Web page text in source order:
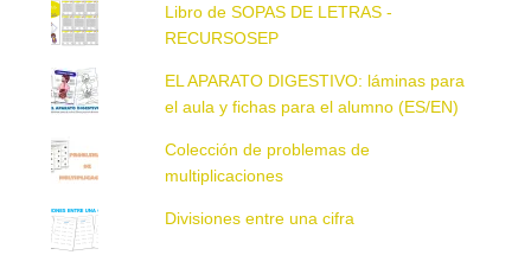
Libro de SOPAS DE LETRAS -
RECURSOSEP
EL APARATO DIGESTIVO: láminas para
el aula y fichas para el alumno (ES/EN)
Colección de problemas de
multiplicaciones
Divisiones entre una cifra